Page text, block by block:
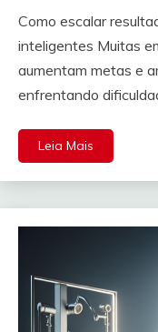
Como escalar
inteligentes Muitas
aumentam metas e
enfrentando
Leia Mais